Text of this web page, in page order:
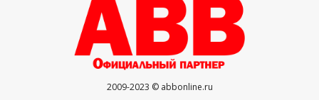
2009-2023 © abbonline.ru